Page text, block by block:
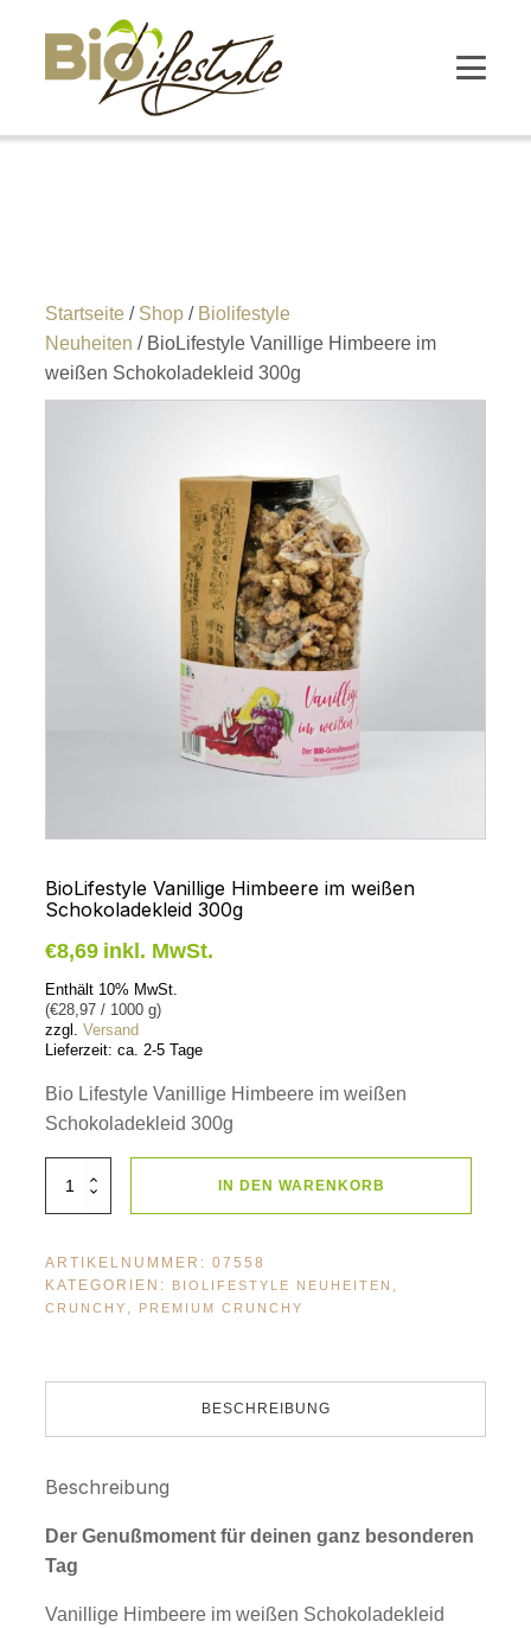
Startseite / Shop / Biolifestyle
Neuheiten / BioLifestyle Vanillige Himbeere im
weißen Schokoladekleid 300g
BioLifestyle Vanillige Himbeere im weißen
Schokoladekleid 300g
€8,69 inkl. MwSt.
Enthält 10% MwSt.
(€28,97 / 1000 g)
zzgl.Versand
Lieferzeit: ca. 2-5 Tage
Bio Lifestyle Vanillige Himbeere im weißen
Schokoladekleid 300g
BioLifestyle
Vanillige
300g
Menge
IN DEN WARENKORB
ARTIKELNUMMER:07558
KATEGORIEN:
BIOLIFESTYLE NEUHEITEN ,
CRUNCHY , PREMIUM CRUNCHY
BESCHREIBUNG
Beschreibung
Der Genußmoment für deinen ganz besonderen
Tag
Vanillige Himbeere im weißen Schokoladekleid